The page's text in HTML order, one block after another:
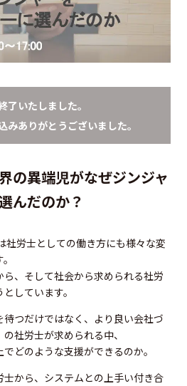
了いたしました。
みありがとうございました。
の異端児がなぜジンジャ
んだのか？
社労士としての働き方にも様々な変
、そして社会から求められる社労
しています。
つだけではなく、より良い会社づ
社労士が求められる中、
どのような支援ができるのか。
から、システムとの上手い付き合